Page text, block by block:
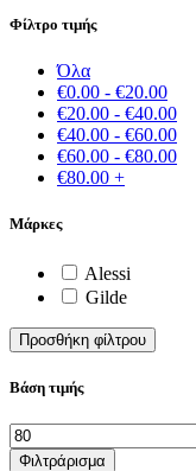
Φίλτρο τιμής
Όλα
€0.00 - €20.00
€20.00 - €40.00
€40.00 - €60.00
€60.00 - €80.00
€80.00 +
Μάρκες
Alessi
Gilde
Προσθήκη φίλτρου
Βάση τιμής
Ελάχιστη
τιμή
Φιλτράρισμα